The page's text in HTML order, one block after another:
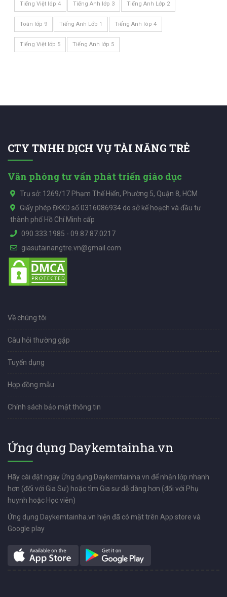
Tiếng Việt lóp 4 Tiếng Anh lớp 3 Tiếng Anh Lớp 2
Toán lớp 9 Tiếng Anh Lớp 1 Tiếng Anh lóp 4
Tiếng Việt lớp 5 Tiếng Anh lớp 5
CTY TNHH DỊCH VỤ TÀI NĂNG TRẺ
Văn phòng tư vấn phát triển giáo dục
Trụ sở: 1269/17 Phạm Thế Hiển, Phường 5, Quận 8, HCM
Giấy phép ĐKKD số 0316086934 do sở kế hoạch và đầu tư
thành phố Hồ Chí Minh cấp
090.333.1985 - 09.87.87.0217
giasutainangtre.vn@gmail.com
Về chúng tôi
Câu hỏi thường gặp
Tuyển dụng
Hợp đồng mẫu
Chính sách bảo mật thông tin
Ứng dụng Daykemtainha.vn
Hãy cài đặt ngay Ứng dụng Daykemtainha.vn để nhận lớp nhanh
hơn (đối với Gia Sư) hoặc tìm Gia sư dễ dàng hơn (đối với Phụ
huynh hoặc Học viên)
Ứng dụng Daykemtainha.vn hiện đã có mặt trên App store và
Google play